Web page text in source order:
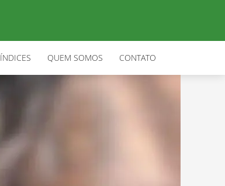
ÍNDICES QUEM SOMOS CONTATO